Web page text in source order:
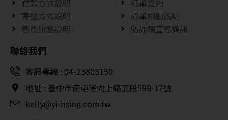
付款方式說明
寄送方式說明
售後服務說明
訂單查詢
訂單相關說明
防詐騙宣導資訊
聯絡我們
客服專線 : 04-23803150
地址 : 臺中市南屯區向上路五段598-17號
kelly@yi-hsing.com.tw